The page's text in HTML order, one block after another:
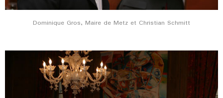
Dominique Gros, Maire de Metz et Christian Schmitt